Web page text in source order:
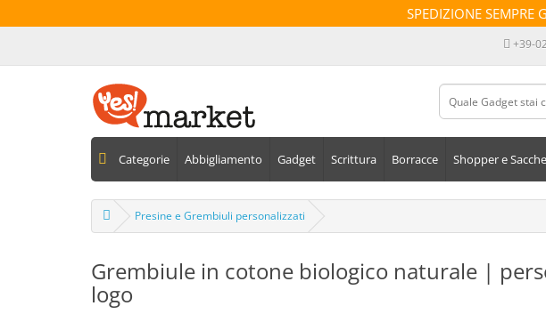
SPEDIZIONE
+39-
Categorie Abbigliamento Gadget Scrittura Borracce Shopper e Sacche
Presine e Grembiuli personalizzati
Grembiule in cotone biologico naturale |
logo